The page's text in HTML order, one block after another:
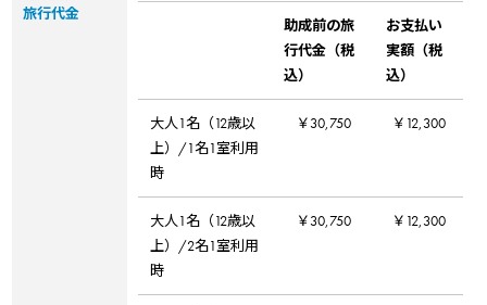
旅行代金
助成前の旅
行代金（税
込）
お支払い
実額（税
込）
大人1名（12歳以
上）/1名1室利用
時
￥30,750 ￥12,300
大人1名（12歳以
上）/2名1室利用
時
￥30,750 ￥12,300